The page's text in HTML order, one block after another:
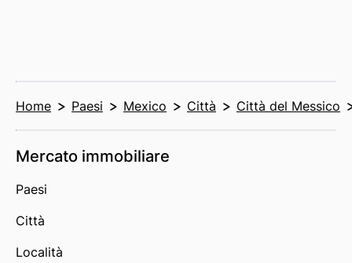
Home Paesi Mexico Città Città del Messico
Mercato immobiliare
Paesi
Città
Località